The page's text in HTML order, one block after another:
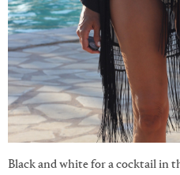
Black and white for a cocktail in